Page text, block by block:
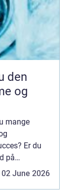
og
mange
Er du
på
mundspray
02 June 2026